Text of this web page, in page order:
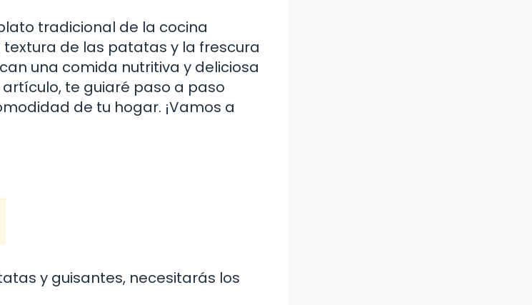
tradicional de la cocina
de las patatas y la frescura
una comida nutritiva y deliciosa
te guiaré paso a paso
de tu hogar. ¡Vamos a
y guisantes, necesitarás los